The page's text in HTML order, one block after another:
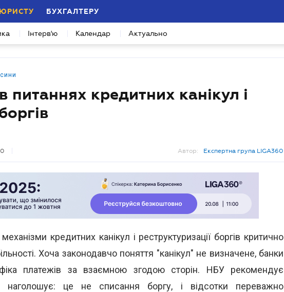
ЮРИСТУ БУХГАЛТЕРУ
Інтерв'ю Календар Актуально
питаннях кредитних канікул і
0 Автор: Експертна група LIGA360
кредитних канікул і реструктуризації боргів критично
Хоча законодавчо поняття "канікул" не визначене, банки
платежів за взаємною згодою сторін. НБУ рекомендує
наголошує: це не списання боргу, і відсотки переважно